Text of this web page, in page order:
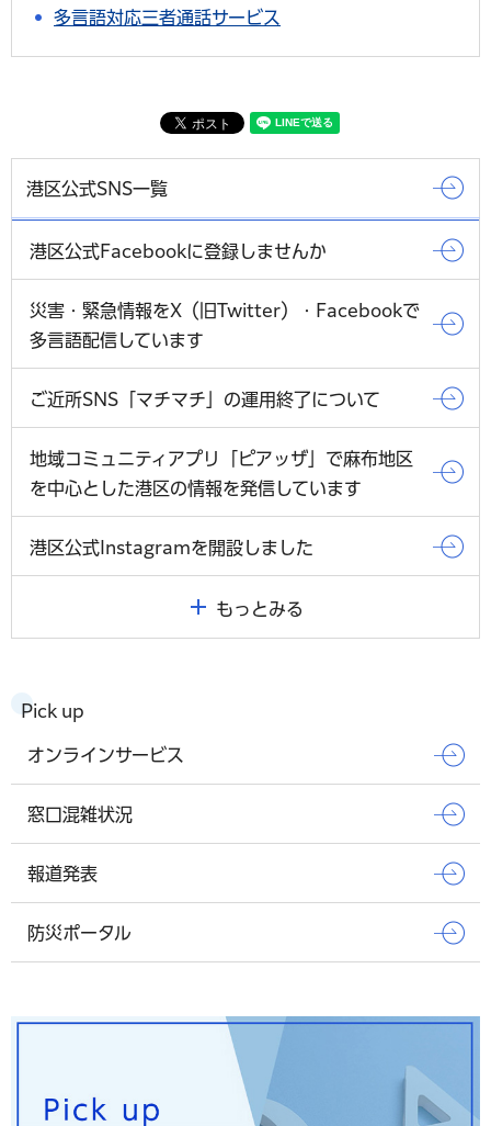
多言語対応三者通話サービス
港区公式SNS一覧
港区公式Facebookに登録しませんか
災害・緊急情報をX（旧Twitter）・Facebookで
多言語配信しています
ご近所SNS「マチマチ」の運用終了について
地域コミュニティアプリ「ピアッザ」で麻布地区
を中心とした港区の情報を発信しています
港区公式Instagramを開設しました
もっとみる
Pick up
オンラインサービス
窓口混雑状況
報道発表
防災ポータル